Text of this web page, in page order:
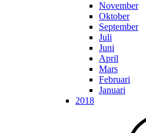
November
Oktober
September
Juli
Juni
April
Mars
Februari
Januari
2018